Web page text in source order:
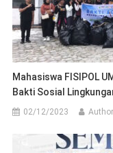
Mahasiswa FISIPOL
Bakti Sosial
02/12/2023